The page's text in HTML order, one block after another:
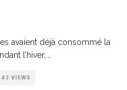
avaient déjà consommé la
l’hiver,
43 VIEWS